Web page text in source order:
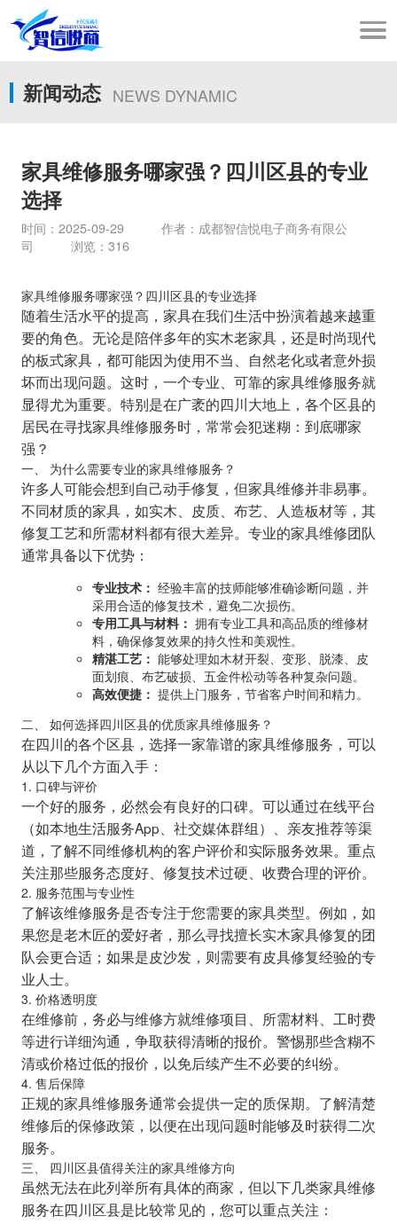
新闻动态 NEWS DYNAMIC
家具维修服务哪家强？四川区县的专业
选择
时间：2025-09-29 作者：成都智信悦电子商务有限公
司 浏览：316
家具维修服务哪家强？四川区县的专业选择
随着生活水平的提高，家具在我们生活中扮演着越来越重
要的角色。无论是陪伴多年的实木老家具，还是时尚现代
的板式家具，都可能因为使用不当、自然老化或者意外损
坏而出现问题。这时，一个专业、可靠的家具维修服务就
显得尤为重要。特别是在广袤的四川大地上，各个区县的
居民在寻找家具维修服务时，常常会犯迷糊：到底哪家
强？
一、 为什么需要专业的家具维修服务？
许多人可能会想到自己动手修复，但家具维修并非易事。
不同材质的家具，如实木、皮质、布艺、人造板材等，其
修复工艺和所需材料都有很大差异。专业的家具维修团队
通常具备以下优势：
专业技术： 经验丰富的技师能够准确诊断问题，并
采用合适的修复技术，避免二次损伤。
专用工具与材料： 拥有专业工具和高品质的维修材
料，确保修复效果的持久性和美观性。
精湛工艺： 能够处理如木材开裂、变形、脱漆、皮
面划痕、布艺破损、五金件松动等各种复杂问题。
高效便捷： 提供上门服务，节省客户时间和精力。
二、 如何选择四川区县的优质家具维修服务？
在四川的各个区县，选择一家靠谱的家具维修服务，可以
从以下几个方面入手：
1. 口碑与评价
一个好的服务，必然会有良好的口碑。可以通过在线平台
（如本地生活服务App、社交媒体群组）、亲友推荐等渠
道，了解不同维修机构的客户评价和实际服务效果。重点
关注那些服务态度好、修复技术过硬、收费合理的评价。
2. 服务范围与专业性
了解该维修服务是否专注于您需要的家具类型。例如，如
果您是老木匠的爱好者，那么寻找擅长实木家具修复的团
队会更合适；如果是皮沙发，则需要有皮具修复经验的专
业人士。
3. 价格透明度
在维修前，务必与维修方就维修项目、所需材料、工时费
等进行详细沟通，争取获得清晰的报价。警惕那些含糊不
清或价格过低的报价，以免后续产生不必要的纠纷。
4. 售后保障
正规的家具维修服务通常会提供一定的质保期。了解清楚
维修后的保修政策，以便在出现问题时能够及时获得二次
服务。
三、 四川区县值得关注的家具维修方向
虽然无法在此列举所有具体的商家，但以下几类家具维修
服务在四川区县是比较常见的，您可以重点关注：